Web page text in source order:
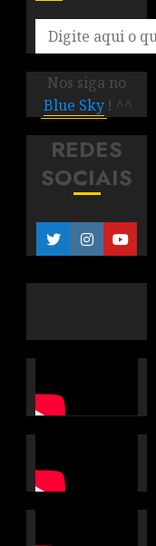
Nos siga no
Blue Sky ! ^^
REDES
SOCIAIS